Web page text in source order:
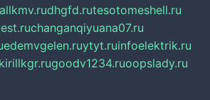
allkmv.rudhgfd.rutesotomeshell.ru
changanqiyuana07.ru
edemvgelen.ruytyt.ruinfoelektrik.ru
kirillkgr.rugoodv1234.ruoopslady.ru